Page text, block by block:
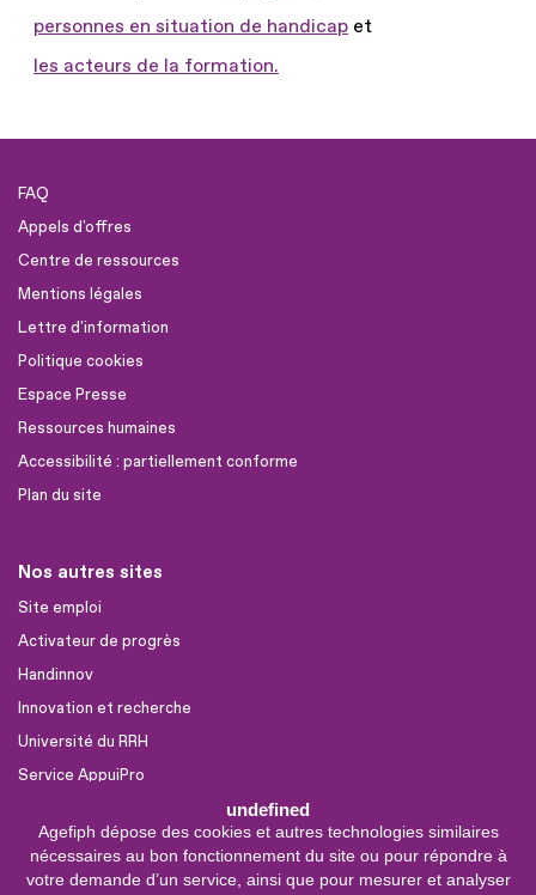
undefined
Agefiph dépose des cookies et autres technologies similaires
nécessaires au bon fonctionnement du site ou pour répondre à
votre demande d’un service, ainsi que pour mesurer et analyser
personnes en situation de handicap et
les acteurs de la formation.
FAQ
Appels d'offres
Centre de ressources
Mentions légales
Lettre d'information
Politique cookies
Espace Presse
Ressources humaines
Accessibilité : partiellement conforme
Plan du site
Nos autres sites
Site emploi
Activateur de progrès
Handinnov
Innovation et recherche
Université du RRH
Service AppuiPro
Nous suivre
Youtube